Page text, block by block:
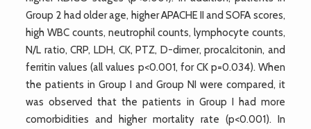
Group 2 had older age, higher APACHE II and SOFA scores,
high WBC counts, neutrophil counts, lymphocyte counts,
N/L ratio, CRP, LDH, CK, PTZ, D-dimer, procalcitonin, and
ferritin values (all values p<0.001, for CK p=0.034). When
the patients in Group I and Group NI were compared, it
was observed that the patients in Group I had more
comorbidities and higher mortality rate (p<0.001). In